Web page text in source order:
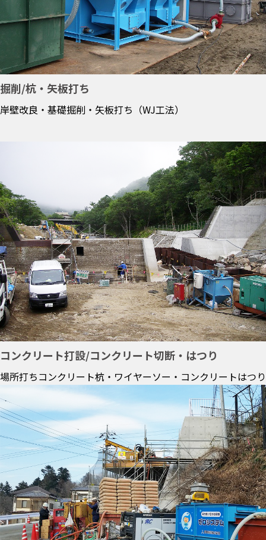
掘削/杭・矢板打ち
岸壁改良・基礎掘削・矢板打ち（WJ工法）
コンクリート打設/コンクリート切断・はつり
場所打ちコンクリート杭・ワイヤーソー・コンクリートはつり